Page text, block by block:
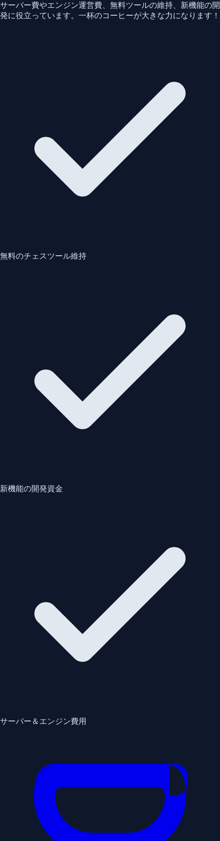
サーバー費やエンジン運営費、無料ツールの維持、新機能の開
発に役立っています。一杯のコーヒーが大きな力になります！
無料のチェスツール維持
新機能の開発資金
サーバー＆エンジン費用